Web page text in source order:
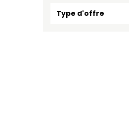
Type d'offre